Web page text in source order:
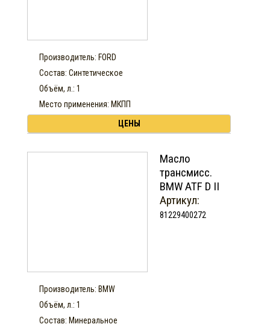
Производитель: FORD
Состав: Синтетическое
Объём, л.: 1
Место применения: МКПП
ЦЕНЫ
Масло
трансмисс.
BMW ATF D II
Артикул:
81229400272
Производитель: BMW
Объём, л.: 1
Состав: Минеральное